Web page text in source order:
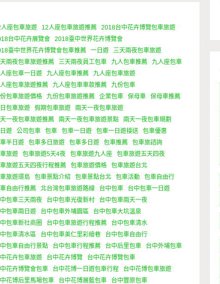
0 Minutes
人座包車旅遊 12人座包車旅遊推薦
2018台中花卉博覽包車旅遊
台中花卉展覽會
2018臺中世界花卉博覽會
臺中世界花卉博覽會包車推薦
一日遊
三天兩夜包車旅遊
兩夜包車旅遊推薦
三天兩夜員工包車 九人包車推薦
九人座包車
座包車一日遊
九人座包車推薦
九人座包車旅遊
座包車旅遊推薦
九人座包車車款推薦
九份包車
包車旅遊價格
九份包車旅遊推薦 企業包車 保母車
保母車推薦
包車旅遊
假期包車旅遊
兩天一夜包車旅遊
一夜包車旅遊推薦
兩天一夜包車旅遊景點
兩天一夜包車規劃
遊
公司包車 包車 包車一日遊 包車一日遊接送
包車優惠
半日遊
包車多日旅遊 包車多日遊 包車推薦
包車旅諮詢
旅遊
包車旅遊5天4夜 包車旅遊九人座
包車旅遊五天四夜
旅遊五天四夜行程推薦
包車旅遊價格
包車旅遊台北
旅遊環島
包車景點介紹 包車景點台北 包車活動
包車自由行
自由行推薦
北台灣包車旅遊路線 台中包車
台中包車一日遊
包車三天兩夜
台中包車光復新村
台中包車兩天一夜
包車兩日遊
台中包車外埔園區
台中包車大坑溫泉
包車新社商圈
台中包車旅遊行程推薦
台中包車清水
包車清水區
台中包車美仁里彩繪巷
台中包車自由行
包車自由行景點
台中包車行程推薦 台中后里包車
台中外埔包車
花卉包車旅遊
台中花卉博覽
台中花卉博覽包車
花卉博覽會包車
台中花博一日遊包車行程
台中花博包車旅遊
花博后里馬場包車
台中花博展藍包車 台中豐原包車